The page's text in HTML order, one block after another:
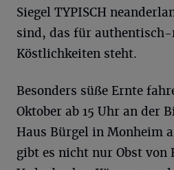
Siegel TYPISCH
sind, das für authentisch-
Köstlichkeiten steht.
Besonders süße Ernte
Oktober ab 15 Uhr an der
Haus Bürgel in Monheim
gibt es nicht nur Obst von